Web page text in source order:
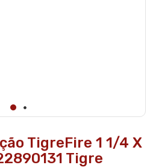
TigreFire 1 1/4 X
Tigre